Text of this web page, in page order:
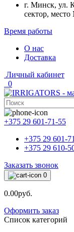
г. Минск, ул.
сектор,
Время работы
О нас
Доставка
Личный кабинет
0
+375 29 601-71-55
+375 29 601-
+375 29 610-
Заказать звонок
0
0.00руб.
Оформить заказ
Список категорий